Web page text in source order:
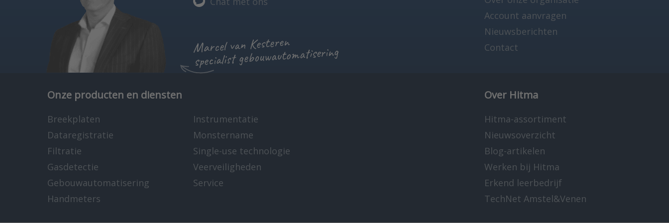
Marcel van Kesteren
specialist gebouwautomatisering
Account aanvragen
Nieuwsberichten
Contact
Onze producten en diensten
Breekplaten
Dataregistratie
Filtratie
Gasdetectie
Gebouwautomatisering
Handmeters
Instrumentatie
Monstername
Single-use technologie
Veerveiligheden
Service
Over Hitma
Hitma-assortiment
Nieuwsoverzicht
Blog-artikelen
Werken bij Hitma
Erkend leerbedrijf
TechNet Amstel&Venen